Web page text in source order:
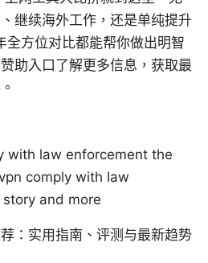
继续海外工作，还是单纯提升
全方位对比都能帮你做出明智
助入口了解更多信息，获取最
with law enforcement the
comply with law
and more
：实用指南、评测与最新趋势